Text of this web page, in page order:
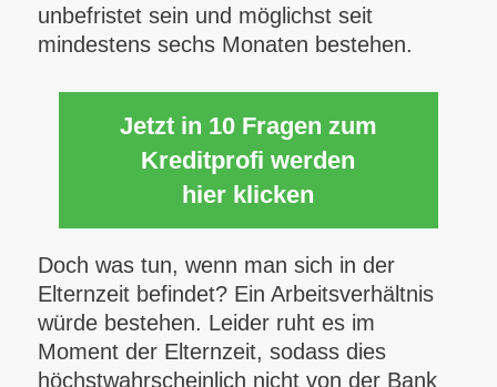
unbefristet sein und möglichst seit
mindestens sechs Monaten bestehen.
Jetzt in 10 Fragen zum
Kreditprofi werden
hier klicken
Doch was tun, wenn man sich in der
Elternzeit befindet? Ein Arbeitsverhältnis
würde bestehen. Leider ruht es im
Moment der Elternzeit, sodass dies
höchstwahrscheinlich nicht von der Bank